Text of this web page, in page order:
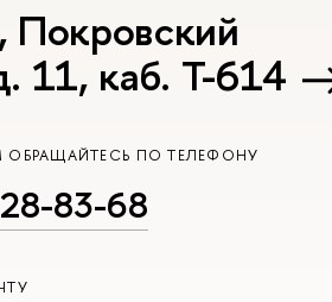
Покровский
11, каб. Т-614
ПО ТЕЛЕФОНУ
83-68